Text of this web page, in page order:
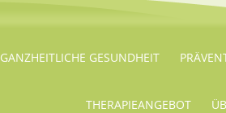
GANZHEITLICHE GESUNDHEIT
THERAPIEANGEBOT